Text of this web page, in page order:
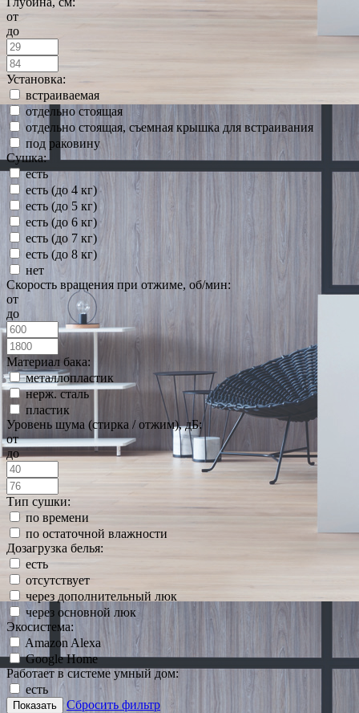
от
до
Установка:
встраиваемая
отдельно стоящая
отдельно стоящая, съемная крышка для встраивания
под раковину
Сушка:
есть
есть (до 4 кг)
есть (до 5 кг)
есть (до 6 кг)
есть (до 7 кг)
есть (до 8 кг)
нет
Скорость вращения при отжиме, об/мин:
от
до
Материал бака:
металлопластик
нерж. сталь
пластик
Уровень шума (стирка / отжим), дБ:
от
до
Тип сушки:
по времени
по остаточной влажности
Дозагрузка белья:
есть
отсутствует
через дополнительный люк
через основной люк
Экосистема:
Amazon Alexa
Google Home
Работает в системе умный дом:
есть
Показать Сбросить фильтр